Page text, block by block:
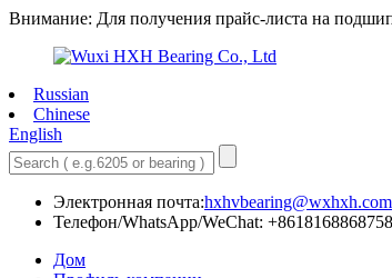
Внимание: Для получения прайс-листа на
Russian
Chinese
English
Электронная почта:hxhvbearing@wxhxh.com
Телефон/WhatsApp/WeChat: +8618168868758
Дом